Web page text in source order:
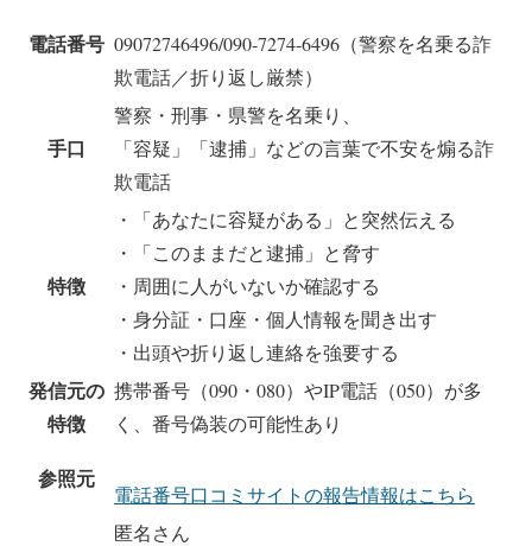
電話番号 09072746496/090-7274-6496（警察を名乗る詐
欺電話／折り返し厳禁）
手口
警察・刑事・県警を名乗り、
「容疑」「逮捕」などの言葉で不安を煽る詐
欺電話
特徴
・「あなたに容疑がある」と突然伝える
・「このままだと逮捕」と脅す
・周囲に人がいないか確認する
・身分証・口座・個人情報を聞き出す
・出頭や折り返し連絡を強要する
発信元の
特徴
携帯番号（090・080）やIP電話（050）が多
く、番号偽装の可能性あり
参照元
電話番号口コミサイトの報告情報はこちら
匿名さん